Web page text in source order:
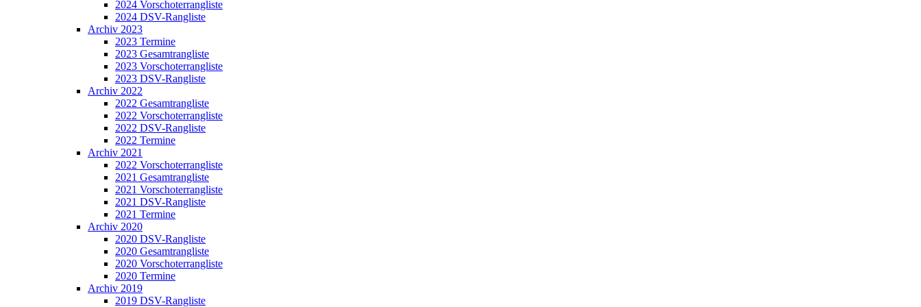
2024 Vorschoterrangliste
2024 DSV-Rangliste
Archiv 2023
2023 Termine
2023 Gesamtrangliste
2023 Vorschoterrangliste
2023 DSV-Rangliste
Archiv 2022
2022 Gesamtrangliste
2022 Vorschoterrangliste
2022 DSV-Rangliste
2022 Termine
Archiv 2021
2022 Vorschoterrangliste
2021 Gesamtrangliste
2021 Vorschoterrangliste
2021 DSV-Rangliste
2021 Termine
Archiv 2020
2020 DSV-Rangliste
2020 Gesamtrangliste
2020 Vorschoterrangliste
2020 Termine
Archiv 2019
2019 DSV-Rangliste